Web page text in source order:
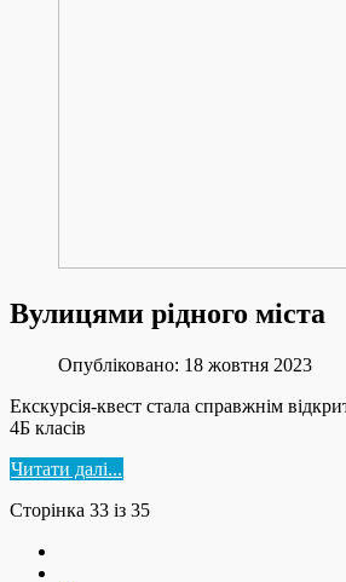
Вулицями рідного міста
Опубліковано: 18 жовтня 2023
Екскурсія-квест стала справжнім
4Б класів
Читати далі...
Сторінка 33 із 35